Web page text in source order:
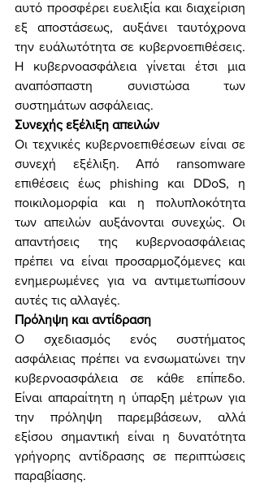
αυτό προσφέρει ευελιξία και διαχείριση
εξ αποστάσεως, αυξάνει ταυτόχρονα
την ευάλωτότητα σε κυβερνοεπιθέσεις.
Η κυβερνοασφάλεια γίνεται έτσι μια
αναπόσπαστη συνιστώσα των
συστημάτων ασφάλειας.
Συνεχής εξέλιξη απειλών
Οι τεχνικές κυβερνοεπιθέσεων είναι σε
συνεχή εξέλιξη. Από ransomware
επιθέσεις έως phishing και DDoS, η
ποικιλομορφία και η πολυπλοκότητα
των απειλών αυξάνονται συνεχώς. Οι
απαντήσεις της κυβερνοασφάλειας
πρέπει να είναι προσαρμοζόμενες και
ενημερωμένες για να αντιμετωπίσουν
αυτές τις αλλαγές.
Πρόληψη και αντίδραση
Ο σχεδιασμός ενός συστήματος
ασφάλειας πρέπει να ενσωματώνει την
κυβερνοασφάλεια σε κάθε επίπεδο.
Είναι απαραίτητη η ύπαρξη μέτρων για
την πρόληψη παρεμβάσεων, αλλά
εξίσου σημαντική είναι η δυνατότητα
γρήγορης αντίδρασης σε περιπτώσεις
παραβίασης.